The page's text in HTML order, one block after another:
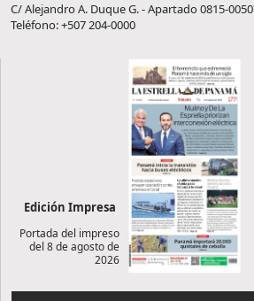
C/ Alejandro A. Duque G. - Apartado 0815-
Teléfono: +507 204-0000
Edición Impresa
Portada del impreso
del 8 de agosto de
2026